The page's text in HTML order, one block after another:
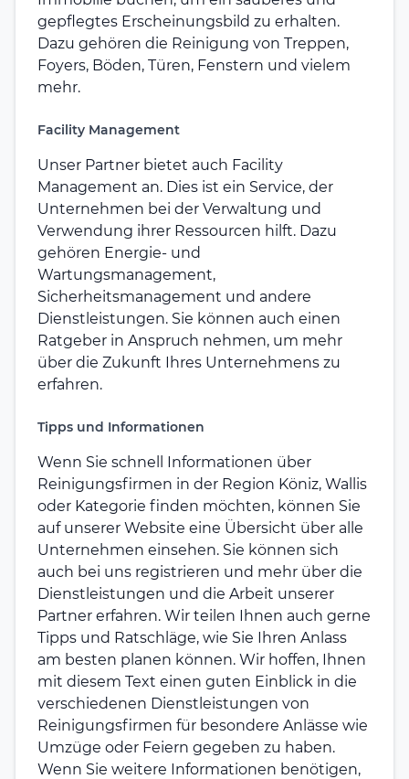
gepflegtes Erscheinungsbild zu erhalten.
Dazu gehören die Reinigung von Treppen,
Foyers, Böden, Türen, Fenstern und vielem
mehr.
Facility Management
Unser Partner bietet auch Facility
Management an. Dies ist ein Service, der
Unternehmen bei der Verwaltung und
Verwendung ihrer Ressourcen hilft. Dazu
gehören Energie- und
Wartungsmanagement,
Sicherheitsmanagement und andere
Dienstleistungen. Sie können auch einen
Ratgeber in Anspruch nehmen, um mehr
über die Zukunft Ihres Unternehmens zu
erfahren.
Tipps und Informationen
Wenn Sie schnell Informationen über
Reinigungsfirmen in der Region Köniz, Wallis
oder Kategorie finden möchten, können Sie
auf unserer Website eine Übersicht über alle
Unternehmen einsehen. Sie können sich
auch bei uns registrieren und mehr über die
Dienstleistungen und die Arbeit unserer
Partner erfahren. Wir teilen Ihnen auch gerne
Tipps und Ratschläge, wie Sie Ihren Anlass
am besten planen können. Wir hoffen, Ihnen
mit diesem Text einen guten Einblick in die
verschiedenen Dienstleistungen von
Reinigungsfirmen für besondere Anlässe wie
Umzüge oder Feiern gegeben zu haben.
Wenn Sie weitere Informationen benötigen,